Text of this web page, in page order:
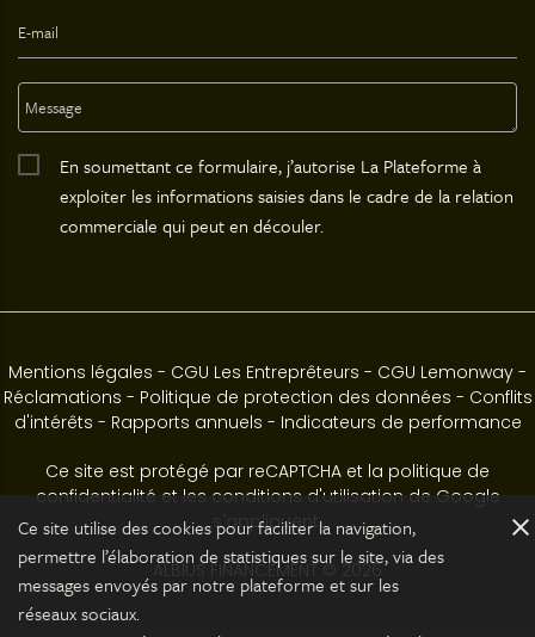
En soumettant ce formulaire, j’autorise La Plateforme à
exploiter les informations saisies dans le cadre de la relation
commerciale qui peut en découler.
Mentions légales - CGU Les Entreprêteurs - CGU Lemonway -
Réclamations - Politique de protection des données - Conflits
d'intérêts - Rapports annuels - Indicateurs de performance
Ce site est protégé par reCAPTCHA et la politique de
confidentialité et les conditions d'utilisation de Google
s'appliquent.
ALBIUS FINANCEMENT © 2026
Ce site utilise des cookies pour faciliter la navigation,
permettre l’élaboration de statistiques sur le site, via des
messages envoyés par notre plateforme et sur les
réseaux sociaux.
close